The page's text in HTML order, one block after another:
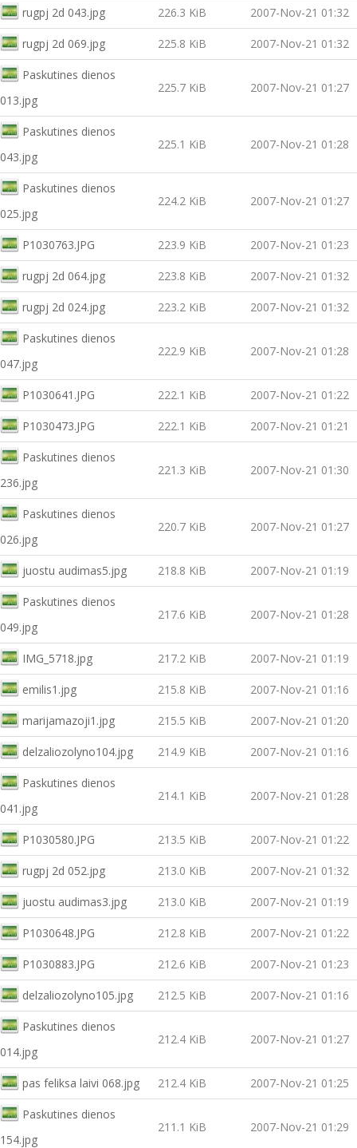
rugpj 2d 043.jpg 226.3 KiB 2007-Nov-21 01:32
rugpj 2d 069.jpg 225.8 KiB 2007-Nov-21 01:32
Paskutines dienos
013.jpg
225.7 KiB 2007-Nov-21 01:27
Paskutines dienos
043.jpg
225.1 KiB 2007-Nov-21 01:28
Paskutines dienos
025.jpg
224.2 KiB 2007-Nov-21 01:27
P1030763.JPG 223.9 KiB 2007-Nov-21 01:23
rugpj 2d 064.jpg 223.8 KiB 2007-Nov-21 01:32
rugpj 2d 024.jpg 223.2 KiB 2007-Nov-21 01:32
Paskutines dienos
047.jpg
222.9 KiB 2007-Nov-21 01:28
P1030641.JPG 222.1 KiB 2007-Nov-21 01:22
P1030473.JPG 222.1 KiB 2007-Nov-21 01:21
Paskutines dienos
236.jpg
221.3 KiB 2007-Nov-21 01:30
Paskutines dienos
026.jpg
220.7 KiB 2007-Nov-21 01:27
juostu audimas5.jpg 218.8 KiB 2007-Nov-21 01:19
Paskutines dienos
049.jpg
217.6 KiB 2007-Nov-21 01:28
IMG_5718.jpg 217.2 KiB 2007-Nov-21 01:19
emilis1.jpg 215.8 KiB 2007-Nov-21 01:16
marijamazoji1.jpg 215.5 KiB 2007-Nov-21 01:20
delzaliozolyno104.jpg 214.9 KiB 2007-Nov-21 01:16
Paskutines dienos
041.jpg
214.1 KiB 2007-Nov-21 01:28
P1030580.JPG 213.5 KiB 2007-Nov-21 01:22
rugpj 2d 052.jpg 213.0 KiB 2007-Nov-21 01:32
juostu audimas3.jpg 213.0 KiB 2007-Nov-21 01:19
P1030648.JPG 212.8 KiB 2007-Nov-21 01:22
P1030883.JPG 212.6 KiB 2007-Nov-21 01:23
delzaliozolyno105.jpg 212.5 KiB 2007-Nov-21 01:16
Paskutines dienos
014.jpg
212.4 KiB 2007-Nov-21 01:27
pas feliksa laivi 068.jpg 212.4 KiB 2007-Nov-21 01:25
Paskutines dienos
154.jpg
211.1 KiB 2007-Nov-21 01:29